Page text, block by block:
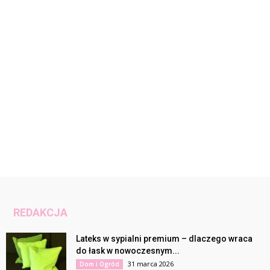
REDAKCJA
Lateks w sypialni premium – dlaczego wraca
do łask w nowoczesnym...
Dom i Ogród 31 marca 2026